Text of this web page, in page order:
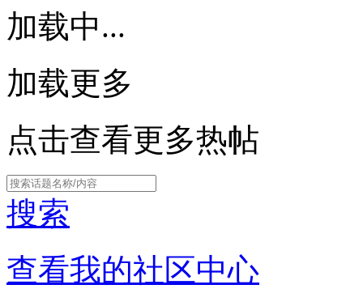
加载中...
加载更多
点击查看更多热帖
搜索
查看我的社区中心